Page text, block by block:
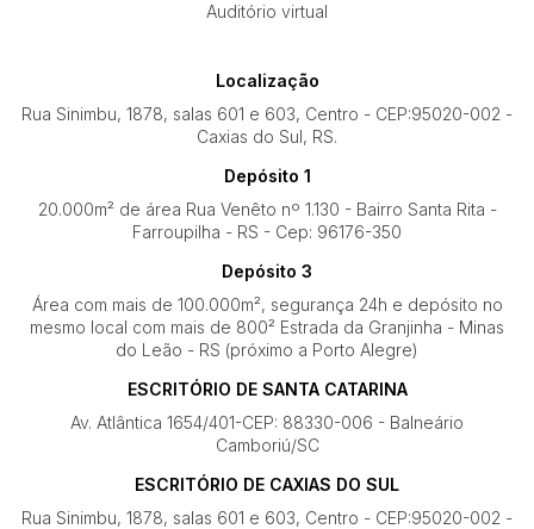
Auditório virtual
Localização
Rua Sinimbu, 1878, salas 601 e 603, Centro - CEP:95020-002 -
Caxias do Sul, RS.
Depósito 1
20.000m² de área Rua Venêto nº 1.130 - Bairro Santa Rita -
Farroupilha - RS - Cep: 96176-350
Depósito 3
Área com mais de 100.000m², segurança 24h e depósito no
mesmo local com mais de 800² Estrada da Granjinha - Minas
do Leão - RS (próximo a Porto Alegre)
ESCRITÓRIO DE SANTA CATARINA
Av. Atlântica 1654/401-CEP: 88330-006 - Balneário
Camboriú/SC
ESCRITÓRIO DE CAXIAS DO SUL
Rua Sinimbu, 1878, salas 601 e 603, Centro - CEP:95020-002 -